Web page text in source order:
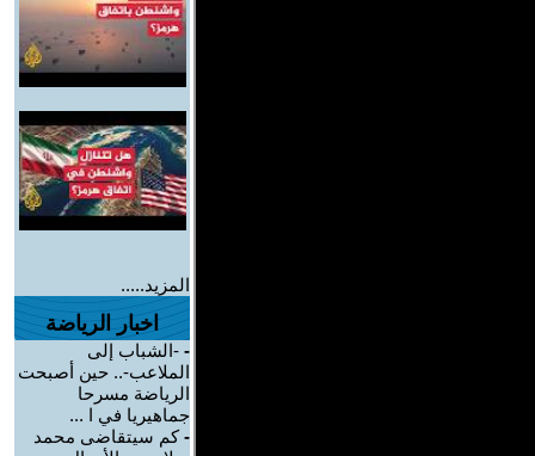
المزيد.....
اخبار الرياضة
- -الشباب إلى
الملاعب-.. حين أصبحت
الرياضة مسرحا
جماهيريا في ا ...
-كم سيتقاضى محمد